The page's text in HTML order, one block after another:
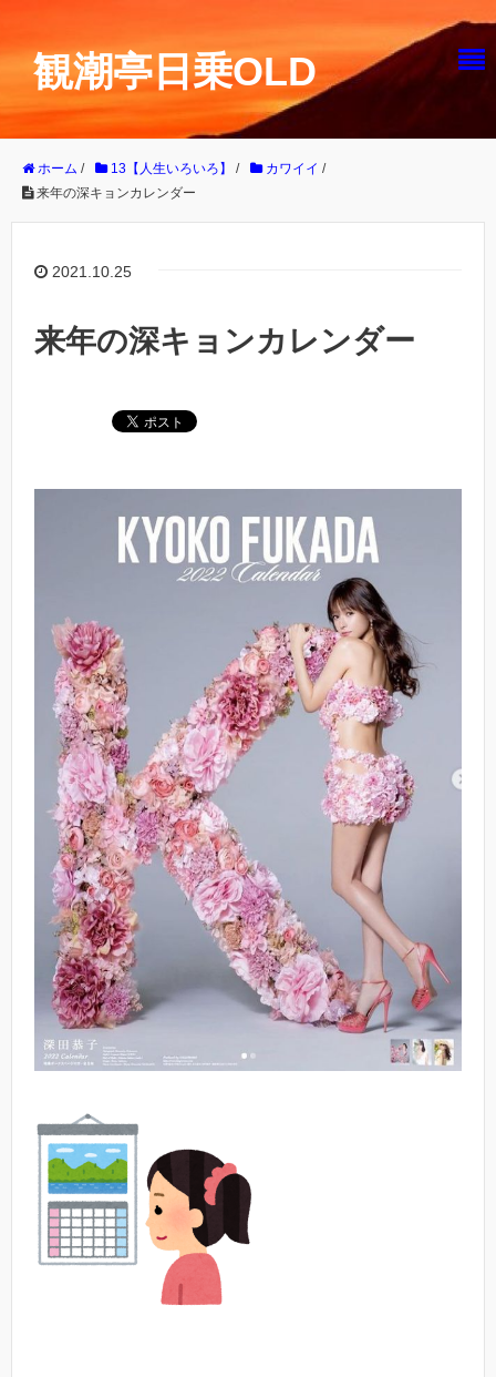
観潮亭日乗OLD
ホーム / 13【人生いろいろ】 / カワイイ /
来年の深キョンカレンダー
2021.10.25
来年の深キョンカレンダー